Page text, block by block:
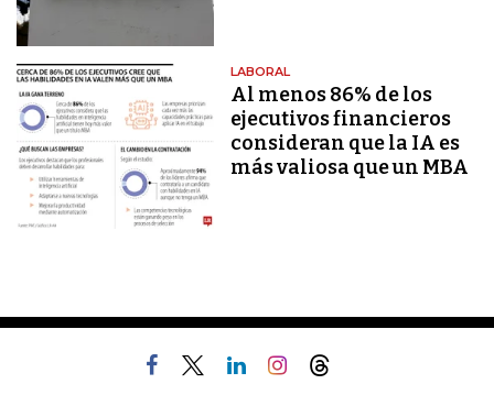
LABORAL
Al menos 86% de los
ejecutivos financieros
consideran que la IA es
más valiosa que un MBA